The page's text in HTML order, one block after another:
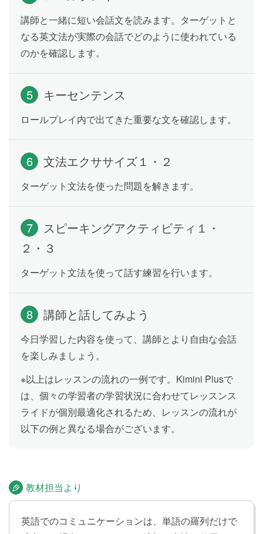
人の人やものを比べて「同じくらい〜だ」と言えるよ
うになります。
「あなたほど英語を上手に話せません」のように、２
人の人やものを比べて「〜ほど〜ではない」と言える
ようになります。
Lesson 18 any otherや倍数表現を使った比較の
表現
うに、他の人やものと比べてどれくらいなのかを伝え
られるようになります。
Lesson 19 確定的な未来・予定を表す現在進行
「今夜、外食する予定です」「映画を観るつもりで
ついて伝えられるようになります。
Lesson 20 確定的な未来・予定を表す現在形
「次の列車は2時に出発します」「3時から会議があり
ます」のように、時刻表に載っていることや変更のな
い確定している未来の出来事について「現在形」の文
Lesson 21 to不定詞の副詞的用法
「勉強するために図書館に行きました」のように、目
的について伝えられるようになります。
講師と一緒に短い会話文を読みます。ターゲットと
なる英文法が実際の会話でどのように使われている
のかを確認します。
5 キーセンテンス
ロールプレイ内で出てきた重要な文を確認します。
6 文法エクササイズ１・２
ターゲット文法を使った問題を解きます。
7
スピーキングアクティビティ１・
２・３
ターゲット文法を使って話す練習を行います。
8 講師と話してみよう
今日学習した内容を使って、講師とより自由な会話
を楽しみましょう。
※以上はレッスンの流れの一例です。Kimini Plusで
は、個々の学習者の学習状況に合わせてレッスンス
ライドが個別最適化されるため、レッスンの流れが
以下の例と異なる場合がございます。
教材担当より
英語でのコミュニケーションは、単語の羅列だけで